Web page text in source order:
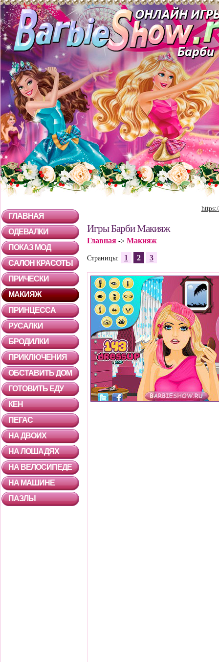
ГЛАВНАЯ
ОДЕВАЛКИ
ПОКАЗ МОД
САЛОН КРАСОТЫ
ПРИЧЕСКИ
МАКИЯЖ
ПРИНЦЕССА
РУСАЛКИ
БРОДИЛКИ
ПРИКЛЮЧЕНИЯ
ОБСТАВИТЬ ДОМ
ГОТОВИТЬ ЕДУ
КЕН
ПЕГАС
НА ДВОИХ
НА ЛОШАДЯХ
НА ВЕЛОСИПЕДЕ
НА МАШИНЕ
ПАЗЛЫ
Игры Барби Макияж
Главная -> Макияж
Страницы: 1 2 3